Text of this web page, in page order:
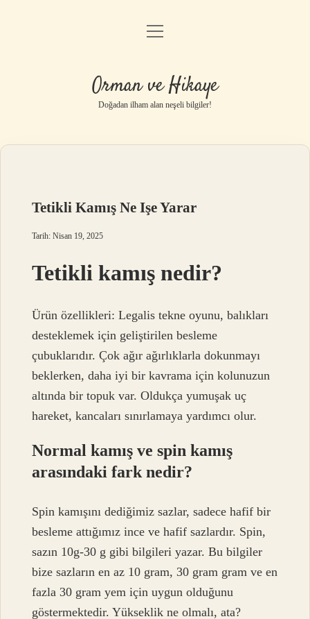
Anasayfa
Yasal Uyarı
menüyü
Orman ve Hikaye
Doğadan ilham alan neşeli bilgiler!
Tetikli Kamış Ne Işe Yarar
Tarih: Nisan 19, 2025
Tetikli kamış nedir?
Ürün özellikleri: Legalis tekne oyunu, balıkları
desteklemek için geliştirilen besleme
çubuklarıdır. Çok ağır ağırlıklarla dokunmayı
beklerken, daha iyi bir kavrama için kolunuzun
altında bir topuk var. Oldukça yumuşak uç
hareket, kancaları sınırlamaya yardımcı olur.
Normal kamış ve spin kamış
arasındaki fark nedir?
Spin kamışını dediğimiz sazlar, sadece hafif bir
besleme attığımız ince ve hafif sazlardır. Spin,
sazın 10g-30 g gibi bilgileri yazar. Bu bilgiler
bize sazların en az 10 gram, 30 gram gram ve en
fazla 30 gram yem için uygun olduğunu
göstermektedir. Yükseklik ne olmalı, ata?